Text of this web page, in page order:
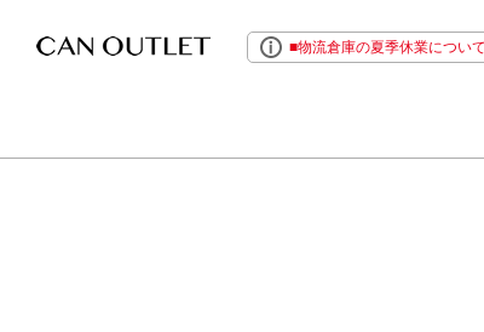
■物流倉庫の夏季休業につい